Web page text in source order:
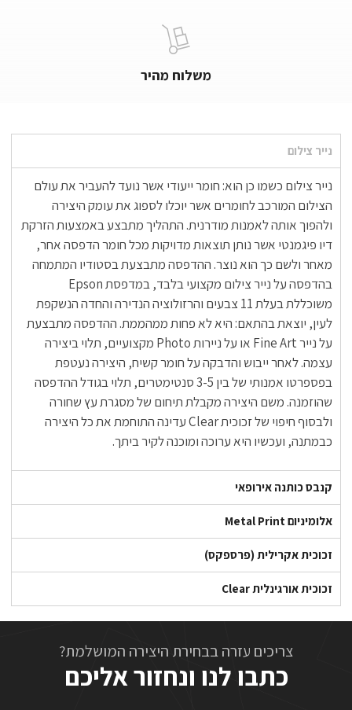
משלוח מהיר
נייר צילום
נייר צילום כשמו כן הוא: חומר ייעודי אשר נועד להעביר את עולם
הצילום המורכב לחומרים אשר יוכלו לספוג את עומק היצירה
ולהפוך אותה לאמנות מודרנית. התהליך מתבצע באמצעות הזרקת
דיו פיגמנטי אשר נותן תוצאות מדויקות מכל חומר הדפסה אחר,
מאחר ולשם כך הוא נוצר. ההדפסה מתבצעת בסטודיו המתמחה
בהדפסה על נייר צילום מקצועי בלבד, במדפסת Epson
משוכללת בעלת 11 צבעים והרזולוציה הנדירה והחדה הנשקפת
לעין, יוצאת בהתאם: היא לא פחות ממהממת. ההדפסה מתבצעת
על נייר Fine Art או על ניירות Photo מקצועיים, תלוי ביצירה
עצמה. לאחר ייבוש והדבקה על חומר קשיח, היצירה נעטפת
בפספרטו אמנותי של בין 3-5 סנטימטרים, תלוי בגודל ההדפסה
שהוזמנה. משם היצירה מקבלת תיחום של מסגרת עץ שחורה
ולבסוף חיפוי של זכוכית Clear עדינה התוחמת את כל היצירה
כבמתנה, ועכשיו היא ערוכה ומוכנה לקיר ביתך.
קנבס כותנה אירופאי
אלומיניום Metal Print
זכוכית אקרילית (פרספקס)
זכוכית אורגינלית Clear
צריכים עזרה בבחירת היצירה המושלמת?
כתבו לנו ונחזור אליכם